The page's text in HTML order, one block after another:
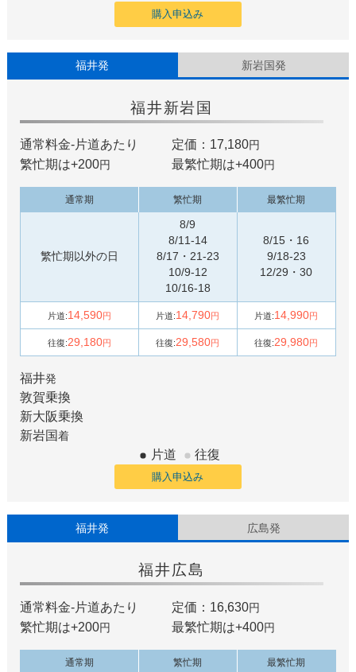
購入申込み
福井発 新岩国発
福井新岩国
通常料金-片道あたり 定価：17,180円
繁忙期は+200円 最繁忙期は+400円
通常期 繁忙期 最繁忙期
繁忙期以外の日
8/9
8/11-14
8/17・21-23
10/9-12
10/16-18
8/15・16
9/18-23
12/29・30
片道:14,590円 片道:14,790円 片道:14,990円
往復:29,180円 往復:29,580円 往復:29,980円
福井発
敦賀乗換
新大阪乗換
新岩国着
片道 往復
購入申込み
福井発 広島発
福井広島
通常料金-片道あたり 定価：16,630円
繁忙期は+200円 最繁忙期は+400円
通常期 繁忙期 最繁忙期